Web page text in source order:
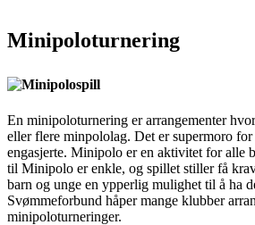
Minipoloturnering
En minipoloturnering er arrangementer
eller flere minpololag. Det er supermoro
engasjerte. Minipolo er en aktivitet for alle
til Minipolo er enkle, og spillet stiller få
barn og unge en ypperlig mulighet til å ha
Svømmeforbund håper mange klubber
minipoloturneringer.